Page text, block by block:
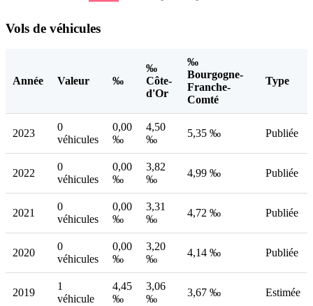
Vols de véhicules
Année Valeur ‰
‰
Côte-
d'Or
‰
Bourgogne-
Franche-
Comté
Type
2023
0
véhicules
0,00
‰
4,50
‰
5,35 ‰ Publiée
2022
0
véhicules
0,00
‰
3,82
‰
4,99 ‰ Publiée
2021
0
véhicules
0,00
‰
3,31
‰
4,72 ‰ Publiée
2020
0
véhicules
0,00
‰
3,20
‰
4,14 ‰ Publiée
2019
1
véhicule
4,45
‰
3,06
‰
3,67 ‰ Estimée